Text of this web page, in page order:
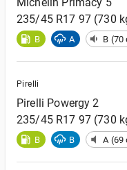
235/45 R17 97 (730
B A B (70
Pirelli
Pirelli Powergy 2
235/45 R17 97 (730
B B A (69